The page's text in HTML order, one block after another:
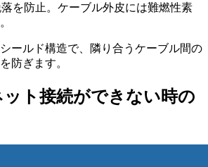
を防止。ケーブル外皮には難燃性素
ールド構造で、隣り合うケーブル間の
防ぎます。
ト接続ができない時の